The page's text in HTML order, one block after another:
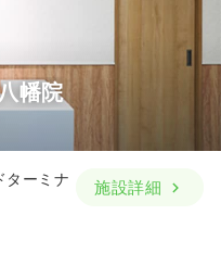
幡院
ーミナ
施設詳細